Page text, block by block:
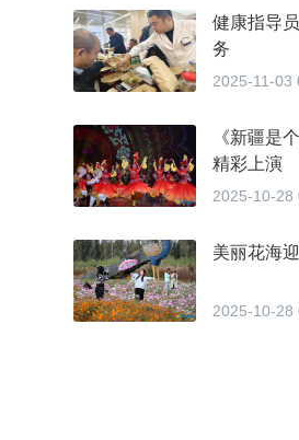
健康指导
务
2025-11-03
《新疆是
精彩上演
2025-10-28
美丽花海
2025-10-28